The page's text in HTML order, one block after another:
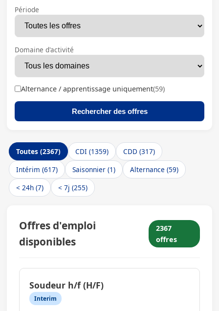
Période
Domaine d'activité
Alternance / apprentissage uniquement(59)
Rechercher des offres
Toutes (2367) CDI (1359)
CDD (317)
Intérim (617)
Saisonnier (1)
Alternance (59)
< 24h (7)
< 7j (255)
Offres d'emploi
disponibles
2367
offres
Soudeur h/f (H/F)
Interim